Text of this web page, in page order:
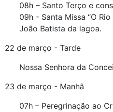
08h – Santo Terço e
09h - Santa Missa “O
João Batista da lagoa.
22 de março - Tarde
Nossa Senhora da
23 de março - Manhã
07h – Peregrinação ao